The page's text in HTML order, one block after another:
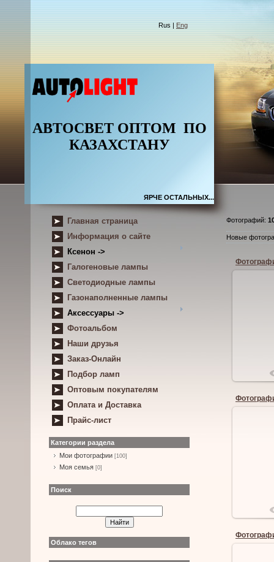
Rus | Eng
АВТОСВЕТ ОПТОМ ПО
КАЗАХСТАНУ
ЯРЧЕ ОСТАЛЬНЫХ...
Главная страница
Информация о сайте
Ксенон ->
Галогеновые лампы
Светодиодные лампы
Газонаполненные лампы
Аксессуары ->
Фотоальбом
Наши друзья
Заказ-Онлайн
Подбор ламп
Оптовым покупателям
Оплата и Доставка
Прайс-лист
Категории раздела
Мои фотографии [100]
Моя семья [0]
Поиск
Облако тегов
Фотографий:
Новые